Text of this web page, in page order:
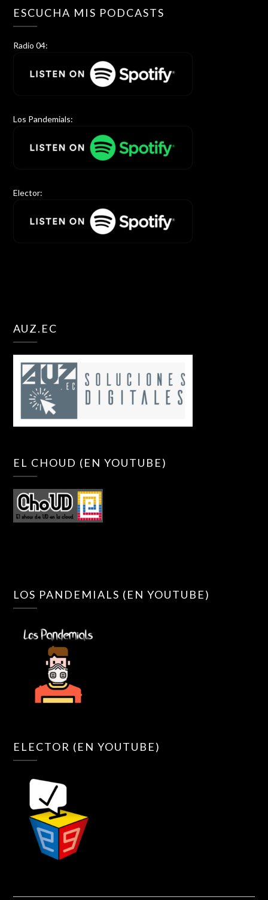
ESCUCHA MIS PODCASTS
Radio 04:
Los Pandemials:
Elector:
AUZ.EC
EL CHOUD (EN YOUTUBE)
LOS PANDEMIALS (EN YOUTUBE)
ELECTOR (EN YOUTUBE)